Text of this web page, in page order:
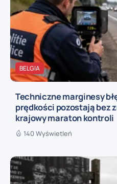
BELGIA
Techniczne marginesy
prędkości pozostają bez
krajowy maraton kontroli
140 Wyświetleń